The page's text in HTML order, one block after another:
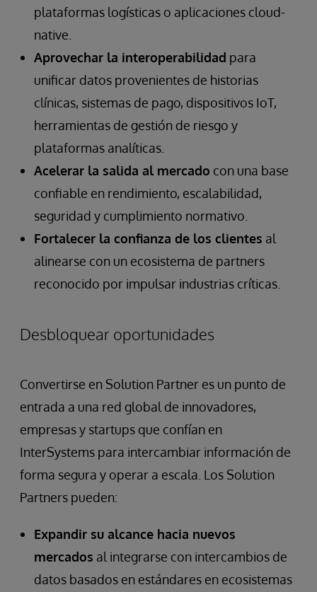
plataformas logísticas o aplicaciones cloud-
native.
Aprovechar la interoperabilidad para
unificar datos provenientes de historias
clínicas, sistemas de pago, dispositivos IoT,
herramientas de gestión de riesgo y
plataformas analíticas.
Acelerar la salida al mercado con una base
confiable en rendimiento, escalabilidad,
seguridad y cumplimiento normativo.
Fortalecer la confianza de los clientes al
alinearse con un ecosistema de partners
reconocido por impulsar industrias críticas.
Desbloquear oportunidades
Convertirse en Solution Partner es un punto de
entrada a una red global de innovadores,
empresas y startups que confían en
InterSystems para intercambiar información de
forma segura y operar a escala. Los Solution
Partners pueden:
Expandir su alcance hacia nuevos
mercados al integrarse con intercambios de
datos basados en estándares en ecosistemas